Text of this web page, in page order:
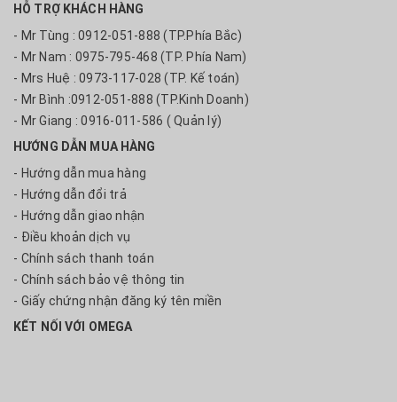
HỖ TRỢ KHÁCH HÀNG
- Mr Tùng : 0912-051-888 (TP.Phía Bắc)
- Mr Nam : 0975-795-468 (TP. Phía Nam)
- Mrs Huệ : 0973-117-028 (TP. Kế toán)
- Mr Bình :0912-051-888 (TP.Kinh Doanh)
- Mr Giang : 0916-011-586 ( Quản lý)
HƯỚNG DẪN MUA HÀNG
- Hướng dẫn mua hàng
- Hướng dẫn đổi trả
- Hướng dẫn giao nhận
- Điều khoản dịch vụ
- Chính sách thanh toán
- Chính sách bảo vệ thông tin
- Giấy chứng nhận đăng ký tên miền
KẾT NỐI VỚI OMEGA